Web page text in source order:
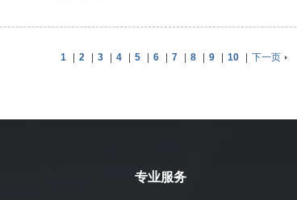
1 2 3 4 5 6 7 8 9 10 下一页
专业服务